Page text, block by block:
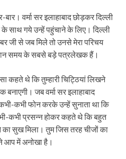
वर्मा सर इलाहाबाद छोड़कर दिल्ली
साथ गये उन्हें पहुंचाने के लिए। दिल्ली
जी से जब मिले तो उनसे मेरा परिचय
समय के सबसे बड़े पत्रलेखक हैं।
कहते थे कि तुम्हारी चिट्ठियां लिखने
जब वर्मा सर इलाहाबाद
कभी फोन करके उन्हें सुनाता था कि
कभी प्रसन्न होकर कहते थे कि बहुत
का सुख मिला। तुम जिस तरह चीजों का
आप में अनोखा है।